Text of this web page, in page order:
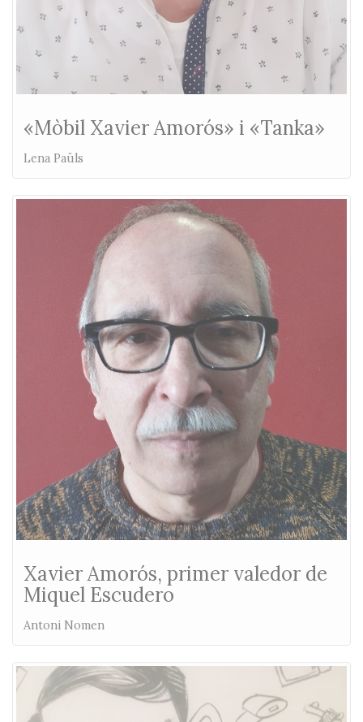
«Mòbil Xavier Amorós» i «Tanka»
Lena Paüls
Xavier Amorós, primer valedor de
Miquel Escudero
Antoni Nomen